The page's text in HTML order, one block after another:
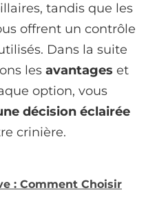
tandis que les
offrent un contrôle
Dans la suite
les avantages et
option, vous
décision éclairée
crinière.
: Comment Choisir